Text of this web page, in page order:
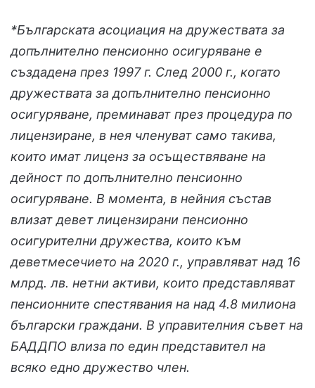
*Българската асоциация на дружествата за
допълнително пенсионно осигуряване е
създадена през 1997 г. След 2000 г., когато
дружествата за допълнително пенсионно
осигуряване, преминават през процедура по
лицензиране, в нея членуват само такива,
които имат лиценз за осъществяване на
дейност по допълнително пенсионно
осигуряване. В момента, в нейния състав
влизат девет лицензирани пенсионно
осигурителни дружества, които към
деветмесечието на 2020 г., управляват над 16
млрд. лв. нетни активи, които представляват
пенсионните спестявания на над 4.8 милиона
български граждани. В управителния съвет на
БАДДПО влиза по един представител на
всяко едно дружество член.